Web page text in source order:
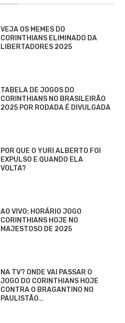
VEJA OS MEMES DO
CORINTHIANS ELIMINADO DA
LIBERTADORES 2025
TABELA DE JOGOS DO
CORINTHIANS NO BRASILEIRÃO
2025 POR RODADA É DIVULGADA
POR QUE O YURI ALBERTO FOI
EXPULSO E QUANDO ELA
VOLTA?
AO VIVO: HORÁRIO JOGO
CORINTHIANS HOJE NO
MAJESTOSO DE 2025
NA TV? ONDE VAI PASSAR O
JOGO DO CORINTHIANS HOJE
CONTRA O BRAGANTINO NO
PAULISTÃO…